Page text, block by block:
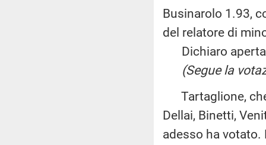
Businarolo 1.93,
del relatore di
Dichiaro aperta
(Segue la
Tartaglione, che
Dellai, Binetti,
adesso ha votato.